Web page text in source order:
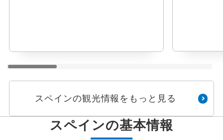
スペインの観光情報をもっと見る
スペインの基本情報